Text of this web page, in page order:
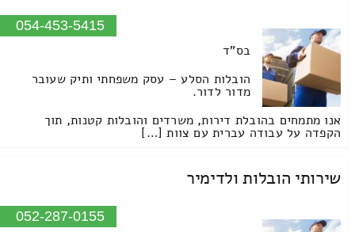
054-453-5415
בס"ד
הובלות הסלע – עסק משפחתי ותיק שעובר
מדור לדור.
אנו מתמחים בהובלת דירות, משרדים והובלות קטנות, תוך
הקפדה על עבודה עברית עם צוות […]
שירותי הובלות ולדימיר
052-287-0155